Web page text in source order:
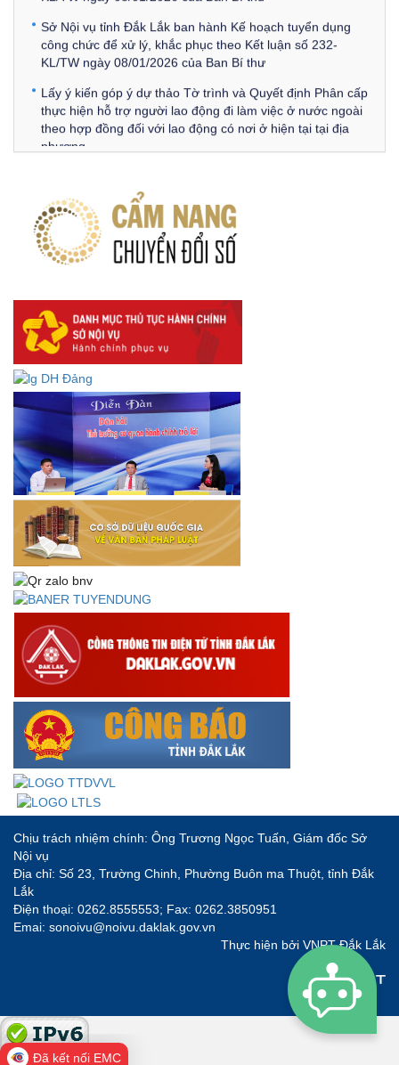
Sở Nội vụ tỉnh Đắk Lắk ban hành Kế hoạch tuyển dụng
công chức để xử lý, khắc phục theo Kết luận số 232-
KL/TW ngày 08/01/2026 của Ban Bí thư
Lấy ý kiến góp ý dự thảo Tờ trình và Quyết định Phân cấp
thực hiện hỗ trợ người lao động đi làm việc ở nước ngoài
theo hợp đồng đối với lao động có nơi ở hiện tại tại địa
phương
địa bàn tỉnh Đắk Lắk theo trình tự, thủ tục rút gọn trong
xây dựng, ban hành văn bản quy phạm pháp luật
Góp ý dự thảo Thông tư quy định nghiệp vụ lưu trữ tài liệu
DANH SÁCH HỒ SƠ CÁN BỘ ĐI B TỈNH ĐĂK LẮK -
Lấy ý kiến dự thảo Quyết định quy phạm pháp luật quy
định về thành lập, tổ chức và hoạt động của tổ chức phối
hợp liên ngành
Thông báo về việc tải biểu mẫu báo cáo kết quả 06 năm
thực hiện Nghị quyết số 18-NQ/TW và Nghị quyết số 19-
NQ/TW
Thư chúc mừng của Bộ trưởng Bộ Nội vụ nhân dịp kỷ
niệm 78 năm Ngày thành lập Bộ Nội vụ, Ngày truyền
thống ngành Tổ chức nhà nước (28/8/1945-28/8/2023)
Thông báo về việc đăng tải Bộ câu hỏi và gợi ý trả lời Hội
thi dân vận khéo năm 2023
Chịu trách nhiệm chính: Ông Trương Ngọc Tuấn, Giám đốc Sở
Nội vụ
Địa chỉ: Số 23, Trường Chinh, Phường Buôn ma Thuột, tỉnh Đắk
Lắk
Điện thoại: 0262.8555553; Fax: 0262.3850951
Emai: sonoivu@noivu.daklak.gov.vn
Thực hiện bởi VNPT Đắk Lắk
Đã kết nối EMC